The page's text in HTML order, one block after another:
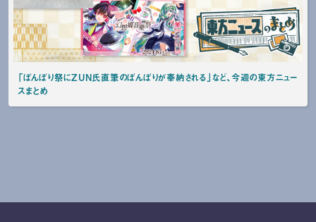
「ぼんぼり祭にZUN氏直筆のぼんぼりが奉納される」など、今週の東方ニュー
スまとめ